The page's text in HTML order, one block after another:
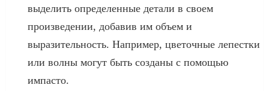
выделить определенные детали в своем
произведении, добавив им объем и
выразительность. Например, цветочные лепестки
или волны могут быть созданы с помощью
импасто.